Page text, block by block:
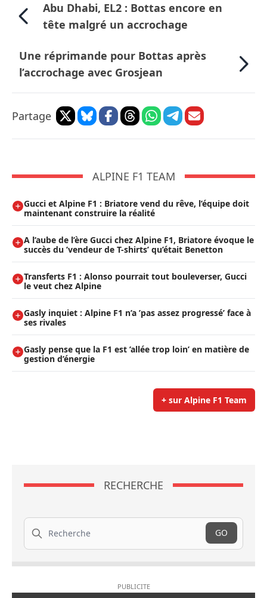
Abu Dhabi, EL2 : Bottas encore en
tête malgré un accrochage
Une réprimande pour Bottas après
l’accrochage avec Grosjean
Partage
ALPINE F1 TEAM
Gucci et Alpine F1 : Briatore vend du rêve, l’équipe doit
maintenant construire la réalité
A l’aube de l’ère Gucci chez Alpine F1, Briatore évoque le
succès du ’vendeur de T-shirts’ qu’était Benetton
Transferts F1 : Alonso pourrait tout bouleverser, Gucci
le veut chez Alpine
Gasly inquiet : Alpine F1 n’a ’pas assez progressé’ face à
ses rivales
Gasly pense que la F1 est ’allée trop loin’ en matière de
gestion d’énergie
+ sur Alpine F1 Team
RECHERCHE
Recherche
GO